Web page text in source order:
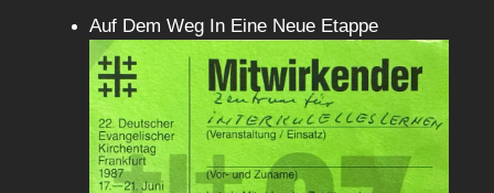
Auf Dem Weg In Eine Neue Etappe